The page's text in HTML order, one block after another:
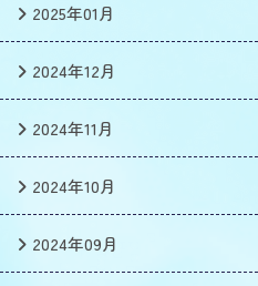
2025年01月
2024年12月
2024年11月
2024年10月
2024年09月